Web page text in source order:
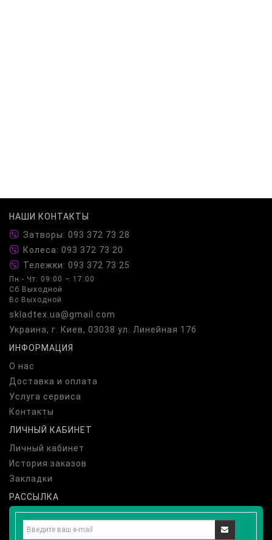
НАШИ КОНТАКТЫ
Затворы: 093 372 73 28
Колеса: 093 372 73 20
Тележки: 093 372 73 25
Пн - Чт: 09:00 – 17:00
Сб Выходной
Вс Выходной
skladtex.ua@gmail.com
Украина, г. Киев, 03038 ул. Линейная 17б
ИНФОРМАЦИЯ
О нас
Доставка и оплата
Услуга сервиса
Контакты
ЛИЧНЫЙ КАБИНЕТ
Личный кабинет
История заказов
Закладки
РАССЫЛКА